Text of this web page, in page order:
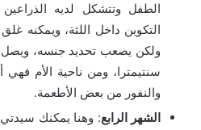
الطفل وتتشكل لديه
التكوين داخل اللثة، ويمكنه
سنتيمترا، ومن ناحية الأم فهي
والنفور من بعض الأطعمة.
الشهر الرابع: وهنا يمكنك